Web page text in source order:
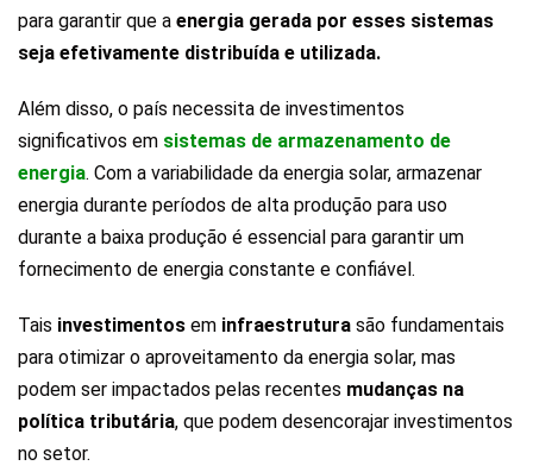
para garantir que a energia gerada por esses sistemas
seja efetivamente distribuída e utilizada.
Além disso, o país necessita de investimentos
significativos em sistemas de armazenamento de
energia. Com a variabilidade da energia solar, armazenar
energia durante períodos de alta produção para uso
durante a baixa produção é essencial para garantir um
fornecimento de energia constante e confiável.
Tais investimentos em infraestrutura são fundamentais
para otimizar o aproveitamento da energia solar, mas
podem ser impactados pelas recentes mudanças na
política tributária, que podem desencorajar investimentos
no setor.